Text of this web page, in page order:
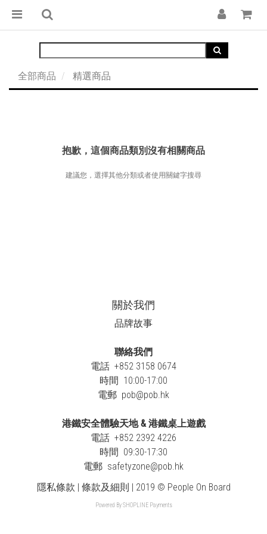
全部商品 精選商品
抱歉，這個商品類別沒有相關商品
建議您，選擇其他分類或者使用關鍵字搜尋
關於我們
品牌故事
聯絡我們
電話 +852 3158 0674
時間 10:00-17:00
電郵 pob@pob.hk
港鐵安全體驗天地 & 港鐵桌上遊戲
電話 +852 2392 4226
時間 09:30-17:30
電郵 safetyzone@pob.hk
隱私條款 | 條款及細則 | 2019 © People On Board
Powered BySHOPLINE Payments